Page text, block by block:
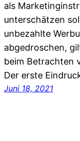
als
unterschätzen
unbezahlte
abgedroschen,
beim Betrachten
Der erste
Juni 18, 2021